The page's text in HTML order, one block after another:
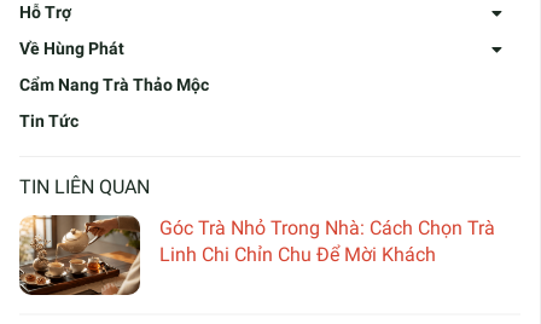
Hỗ Trợ
Về Hùng Phát
Cẩm Nang Trà Thảo Mộc
Tin Tức
TIN LIÊN QUAN
Góc Trà Nhỏ Trong Nhà: Cách Chọn Trà
Linh Chi Chỉn Chu Để Mời Khách